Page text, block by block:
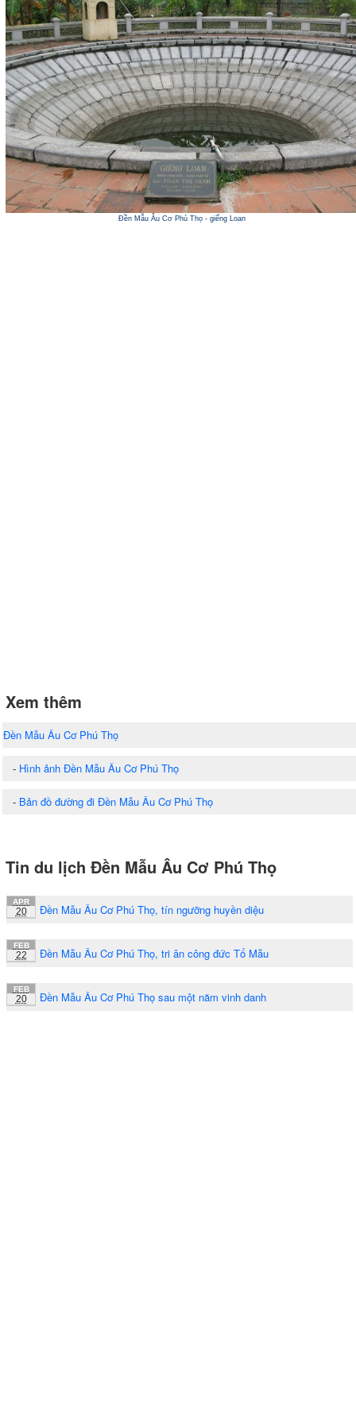
Đền Mẫu Âu Cơ Phú Thọ - giếng Loan
Xem thêm
Đền Mẫu Âu Cơ Phú Thọ
- Hình ảnh Đền Mẫu Âu Cơ Phú Thọ
- Bản đồ đường đi Đền Mẫu Âu Cơ Phú Thọ
Tin du lịch Đền Mẫu Âu Cơ Phú Thọ
APR
20 Đền Mẫu Âu Cơ Phú Thọ, tín ngưỡng huyền diệu
FEB
22 Đền Mẫu Âu Cơ Phú Thọ, tri ân công đức Tổ Mẫu
FEB
20 Đền Mẫu Âu Cơ Phú Thọ sau một năm vinh danh